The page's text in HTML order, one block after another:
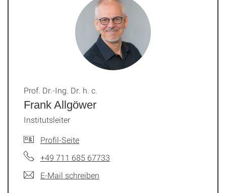
Frank Allgöwer
Prof. Dr.-Ing. Dr. h. c.
Institutsleiter
Profil-Seite
+49 711 685 67733
E-Mail schreiben